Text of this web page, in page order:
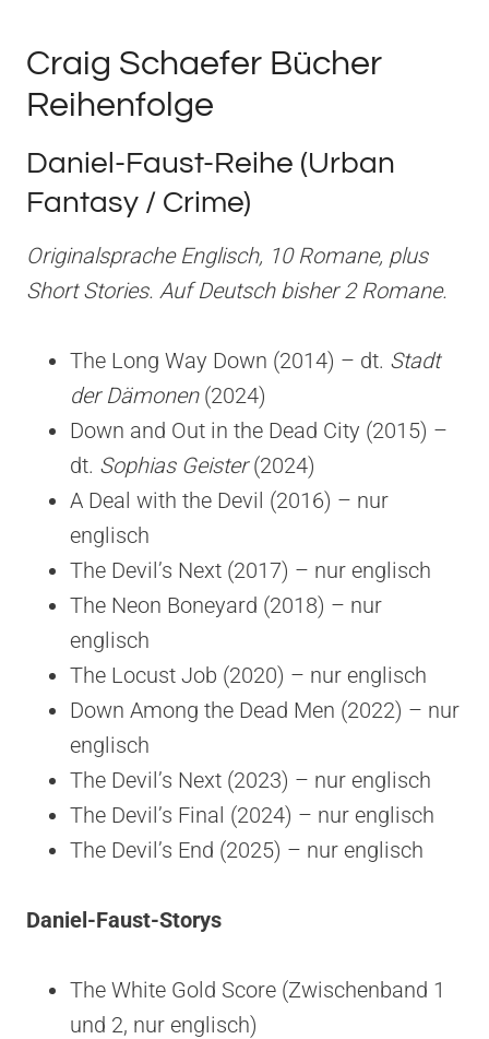
Craig Schaefer Bücher
Reihenfolge
Daniel-Faust-Reihe (Urban
Fantasy / Crime)
Originalsprache Englisch, 10 Romane, plus
Short Stories. Auf Deutsch bisher 2 Romane.
The Long Way Down (2014) – dt. Stadt
der Dämonen(2024)
Down and Out in the Dead City (2015) –
dt. Sophias Geister(2024)
A Deal with the Devil (2016) – nur
englisch
The Devil’s Next (2017) – nur englisch
The Neon Boneyard (2018) – nur
englisch
The Locust Job (2020) – nur englisch
Down Among the Dead Men (2022) – nur
englisch
The Devil’s Next (2023) – nur englisch
The Devil’s Final (2024) – nur englisch
The Devil’s End (2025) – nur englisch
Daniel-Faust-Storys
The White Gold Score (Zwischenband 1
und 2, nur englisch)